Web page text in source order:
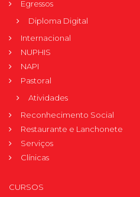
Egressos
Diploma Digital
Internacional
NUPHIS
NAPI
Pastoral
Atividades
Reconhecimento Social
Restaurante e Lanchonete
Serviços
Clínicas
CURSOS